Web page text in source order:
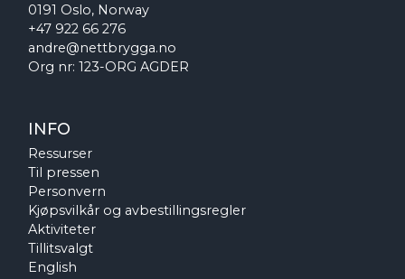
0191 Oslo, Norway
+47 922 66 276
andre@nettbrygga.no
Org nr: 123-ORG AGDER
INFO
Ressurser
Til pressen
Personvern
Kjøpsvilkår og avbestillingsregler
Aktiviteter
Tillitsvalgt
English